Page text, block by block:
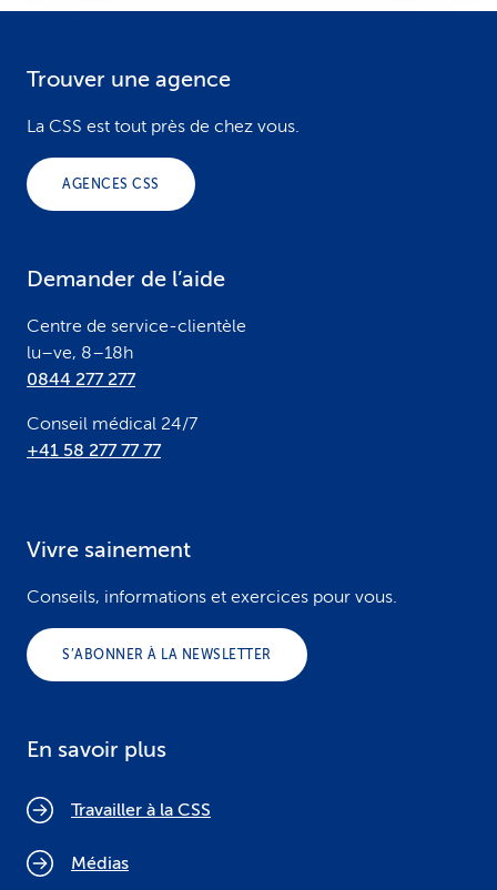
Trouver une agence
La CSS est tout près de chez vous.
AGENCES CSS
Demander de l’aide
Centre de service-clientèle
lu–ve, 8–18h
0844 277 277
Conseil médical 24/7
+41 58 277 77 77
Vivre sainement
Conseils, informations et exercices pour vous.
S’ABONNER À LA NEWSLETTER
En savoir plus
Travailler à la CSS
Médias